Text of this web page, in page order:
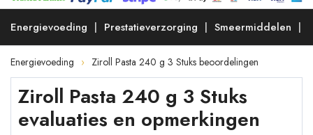
Energievoeding Prestatieverzorging Smeermiddelen
Energievoeding Ziroll Pasta 240 g 3 Stuks beoordelingen
Ziroll Pasta 240 g 3 Stuks
evaluaties en opmerkingen